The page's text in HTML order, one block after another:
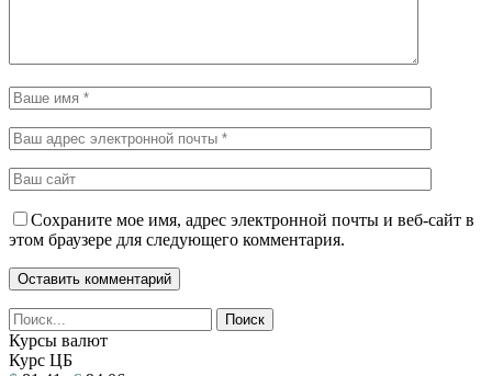
Сохраните мое имя, адрес электронной почты и веб-сайт в
этом браузере для следующего комментария.
Курсы валют
Курс ЦБ